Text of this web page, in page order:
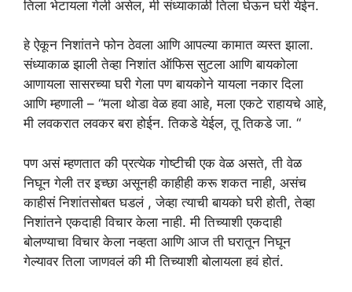
तिला भेटायला गेली असेल, मी संध्याकाळी तिला घेऊन घरी येईन.
हे ऐकून निशांतने फोन ठेवला आणि आपल्या कामात व्यस्त झाला.
संध्याकाळ झाली तेव्हा निशांत ऑफिस सुटला आणि बायकोला
आणायला सासरच्या घरी गेला पण बायकोने यायला नकार दिला
आणि म्हणाली – “मला थोडा वेळ हवा आहे, मला एकटे राहायचे आहे,
मी लवकरात लवकर बरा होईन. तिकडे येईल, तू तिकडे जा. “
पण असं म्हणतात की प्रत्येक गोष्टीची एक वेळ असते, ती वेळ
निघून गेली तर इच्छा असूनही काहीही करू शकत नाही, असंच
काहीसं निशांतसोबत घडलं , जेव्हा त्याची बायको घरी होती, तेव्हा
निशांतने एकदाही विचार केला नाही. मी तिच्याशी एकदाही
बोलण्याचा विचार केला नव्हता आणि आज ती घरातून निघून
गेल्यावर तिला जाणवलं की मी तिच्याशी बोलायला हवं होतं.